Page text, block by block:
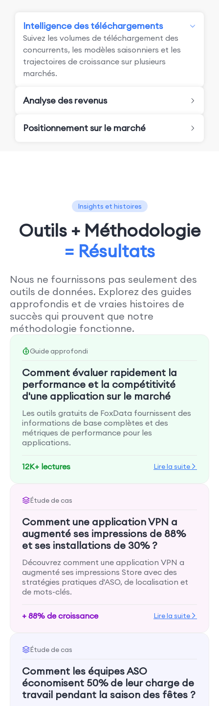
Intelligence des téléchargements
Suivez les volumes de téléchargement des
concurrents, les modèles saisonniers et les
trajectoires de croissance sur plusieurs
marchés.
Analyse des revenus
Positionnement sur le marché
Insights et histoires
Outils + Méthodologie
= Résultats
Nous ne fournissons pas seulement des
outils de données. Explorez des guides
approfondis et de vraies histoires de
succès qui prouvent que notre
méthodologie fonctionne.
Guide approfondi
Comment évaluer rapidement la
performance et la compétitivité
d'une application sur le marché
Les outils gratuits de FoxData fournissent des
informations de base complètes et des
métriques de performance pour les
applications.
12K+ lectures Lire la suite
Étude de cas
Comment une application VPN a
augmenté ses impressions de 88%
et ses installations de 30% ?
Découvrez comment une application VPN a
augmenté ses impressions Store avec des
stratégies pratiques d'ASO, de localisation et
de mots-clés.
+ 88% de croissance Lire la suite
Étude de cas
Comment les équipes ASO
économisent 50% de leur charge de
travail pendant la saison des fêtes ?